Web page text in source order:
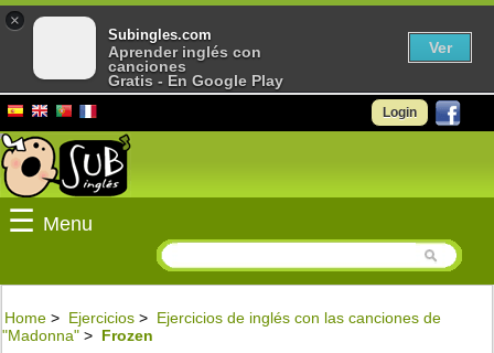
Login
☰ Menu
Home > Ejercicios > Ejercicios de inglés con las canciones de
"Madonna" > Frozen
×
Subingles.com
Aprender inglés con
canciones
Gratis - En Google Play
Ver